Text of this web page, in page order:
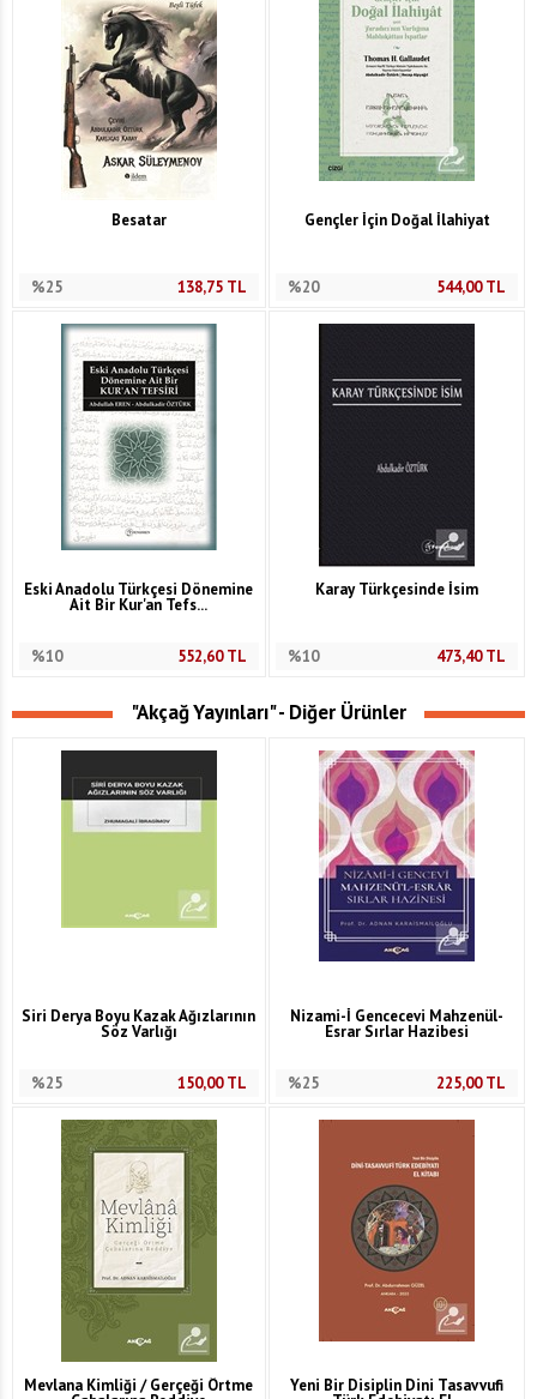
Besatar
%25 138,75TL
Gençler İçin Doğal İlahiyat
%20 544,00TL
Eski Anadolu Türkçesi Dönemine
Ait Bir Kur'an Tefs...
%10 552,60TL
Karay Türkçesinde İsim
%10 473,40TL
"Akçağ Yayınları" - Diğer Ürünler
Siri Derya Boyu Kazak Ağızlarının
Söz Varlığı
%25 150,00TL
Nizami-İ Gencecevi Mahzenül-
Esrar Sırlar Hazibesi
%25 225,00TL
Mevlana Kimliği / Gerçeği Örtme Yeni Bir Disiplin Dini Tasavvufi